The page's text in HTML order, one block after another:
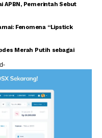
APBN, Pemerintah Sebut
Fenomena “Lipstick
Merah Putih sebagai